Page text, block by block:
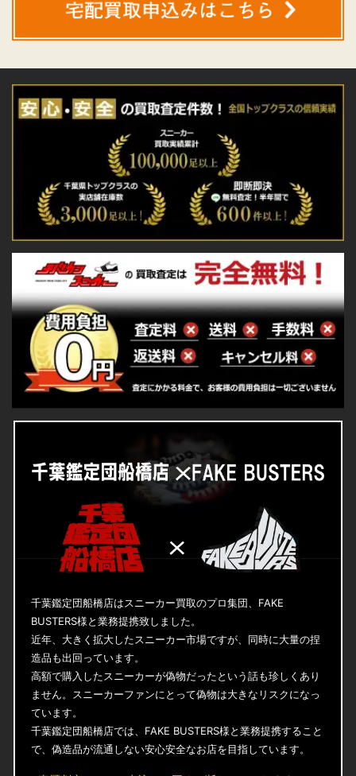
千葉鑑定団船橋店はスニーカー買取のプロ集団、FAKE
BUSTERS様と業務提携致しました。
近年、大きく拡大したスニーカー市場ですが、同時に大量の捏
造品も出回っています。
高額で購入したスニーカーが偽物だったという話も珍しくあり
ません。スニーカーファンにとって偽物は大きなリスクになっ
ています。
千葉鑑定団船橋店では、FAKE BUSTERS様と業務提携すること
で、偽造品が流通しない安心安全なお店を目指しています。